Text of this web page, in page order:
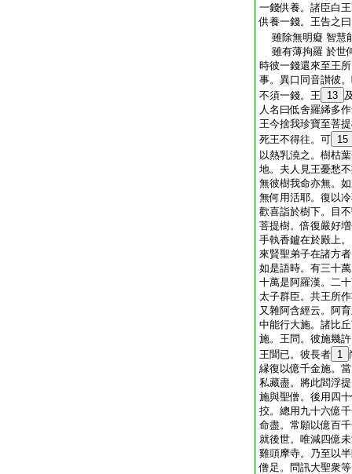
一錢供養。諸臣白
供養一錢。王告之
雖除無明癡 智慧
雖有薄拘羅 於世
時彼一錢還來至王
事。異口同音讃彼
不須一錢。王
13
人名曰低舍羅絺多
王今捨我珍寶至菩
死王不得往。可 15
以熱乳澆之。樹枯
地。夫人見王憂愁
無彼樹我命亦無。
無何用活耶。復以
歡喜詣於樹下。目
菩提樹。倍復嚴好
手執香鑪在於殿上
來賢聖弟子在諸方
如是語時。有三十
十萬是阿羅漢。二
太子群臣。共王所
又雜阿含經云。阿
中能行大施。諸比
施。王問。彼施幾
王聞已。彼長者 1
縁復以億千金施。
私藏盡。將此閻浮
施與聖僧。後用四
挍。總用九十六億
命盡。常願以億百
就後世。唯減四億
雞頭摩寺。乃至以
僧足。問訊大聖衆